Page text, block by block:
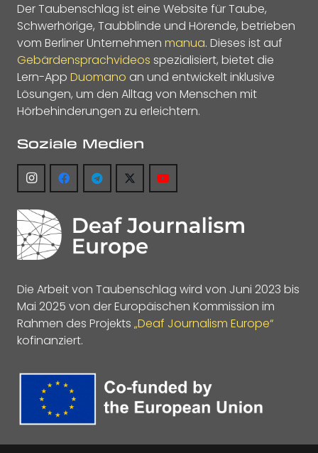
Der Taubenschlag ist eine Website für Taube,
Schwerhörige, Taubblinde und Hörende, betrieben
vom Berliner Unternehmen manua. Dieses ist auf
Gebärdensprachvideos spezialisiert, bietet die
Lern-App Duomano an und entwickelt inklusive
Lösungen, um den Alltag von Menschen mit
Hörbehinderungen zu erleichtern.
Soziale Medien
Die Arbeit von Taubenschlag wird von Juni 2023 bis
Mai 2025 von der Europäischen Kommission im
Rahmen des Projekts „Deaf Journalism Europe“
kofinanziert.